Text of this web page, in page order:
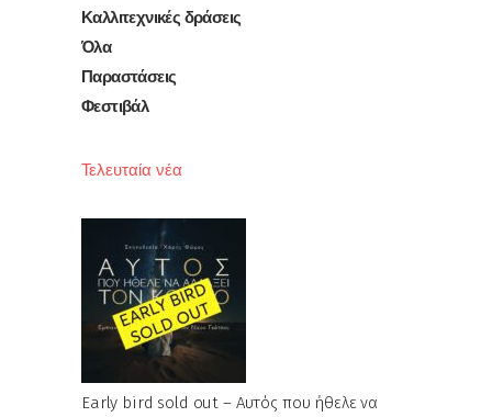
Καλλιτεχνικές δράσεις
Όλα
Παραστάσεις
Φεστιβάλ
Τελευταία νέα
Early bird sold out – Αυτός που ήθελε να